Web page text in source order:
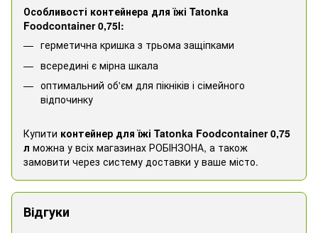
Особливості контейнера для їжі Tatonka
Foodcontainer 0,75l:
герметична кришка з трьома защіпками
всередині є мірна шкала
оптимальний об'єм для пікніків і сімейного
відпочинку
Купити контейнер для їжі Tatonka Foodcontainer 0,75
л можна у всіх магазинах РОБІНЗОНА, а також
замовити через систему доставки у ваше місто.
Відгуки